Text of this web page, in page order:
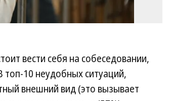
вести себя на собеседовании,
10 неудобных ситуаций,
внешний вид (это вызывает